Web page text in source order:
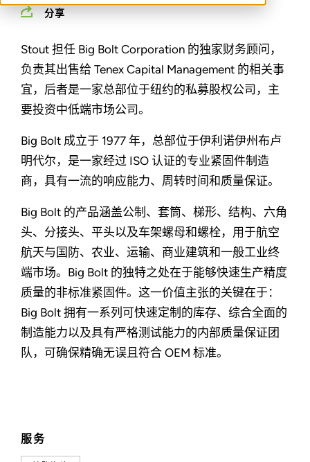
服务
分享
Stout 担任 Big Bolt Corporation 的独家财务顾问，
负责其出售给 Tenex Capital Management 的相关事
宜，后者是一家总部位于纽约的私募股权公司，主
要投资中低端市场公司。
Big Bolt 成立于 1977 年，总部位于伊利诺伊州布卢
明代尔，是一家经过 ISO 认证的专业紧固件制造
商，具有一流的响应能力、周转时间和质量保证。
Big Bolt 的产品涵盖公制、套筒、梯形、结构、六角
头、分接头、平头以及车架螺母和螺栓，用于航空
航天与国防、农业、运输、商业建筑和一般工业终
端市场。Big Bolt 的独特之处在于能够快速生产精度
质量的非标准紧固件。这一价值主张的关键在于：
Big Bolt 拥有一系列可快速定制的库存、综合全面的
制造能力以及具有严格测试能力的内部质量保证团
队，可确保精确无误且符合 OEM 标准。